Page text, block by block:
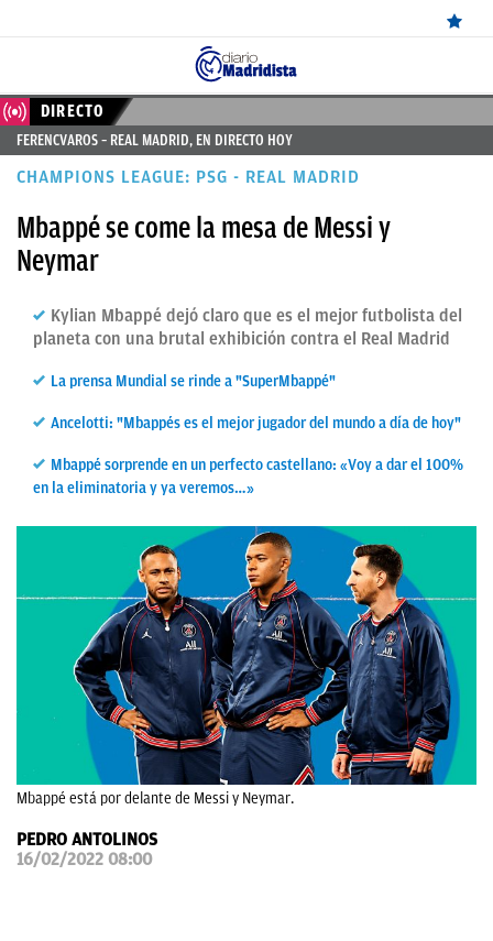
ÚLTIMAS
NOTICIAS
MADRID
BALONCESTO
CANTERA
PAPARAZZI
OKDIARIO
DIRECTO
FERENCVAROS – REAL MADRID, EN DIRECTO HOY
CHAMPIONS LEAGUE: PSG - REAL MADRID
Mbappé se come la mesa de Messi y
Neymar
Kylian Mbappé dejó claro que es el mejor futbolista del
planeta con una brutal exhibición contra el Real Madrid
La prensa Mundial se rinde a "SuperMbappé"
Ancelotti: "Mbappés es el mejor jugador del mundo a día de hoy"
Mbappé sorprende en un perfecto castellano: «Voy a dar el 100%
en la eliminatoria y ya veremos…»
Mbappé está por delante de Messi y Neymar.
PEDRO ANTOLINOS
16/02/2022 08:00